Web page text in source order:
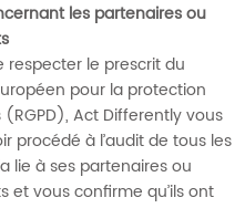
les partenaires ou
respecter le prescrit du
pour la protection
Act Differently vous
procédé à l’audit de tous les
lie à ses partenaires ou
et vous confirme qu’ils ont